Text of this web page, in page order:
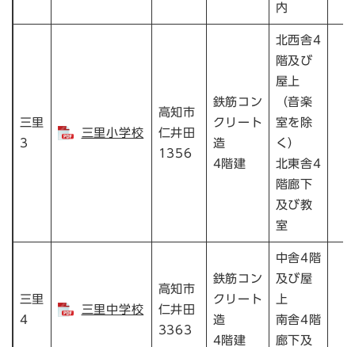
内
三里
3
三里小学校
高知市
仁井田
1356
鉄筋コン
クリート
造
4階建
北西舎4
階及び
屋上
（音楽
室を除
く）
北東舎4
階廊下
及び教
室
三里
4
三里中学校
高知市
仁井田
3363
鉄筋コン
クリート
造
4階建
中舎4階
及び屋
上
南舎4階
廊下及